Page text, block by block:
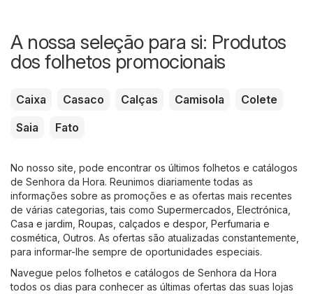
A nossa seleção para si: Produtos
dos folhetos promocionais
Caixa Casaco Calças Camisola
Colete
Saia
Fato
No nosso site, pode encontrar os últimos folhetos e catálogos
de Senhora da Hora. Reunimos diariamente todas as
informações sobre as promoções e as ofertas mais recentes
de várias categorias, tais como Supermercados Electrónica
Casa e jardim Roupas, calçados e despor, Perfumaria e
cosmética Outros. As ofertas são atualizadas constantemente,
para informar-lhe sempre de oportunidades especiais.
Navegue pelos folhetos e catálogos de Senhora da Hora
todos os dias para conhecer as últimas ofertas das suas lojas